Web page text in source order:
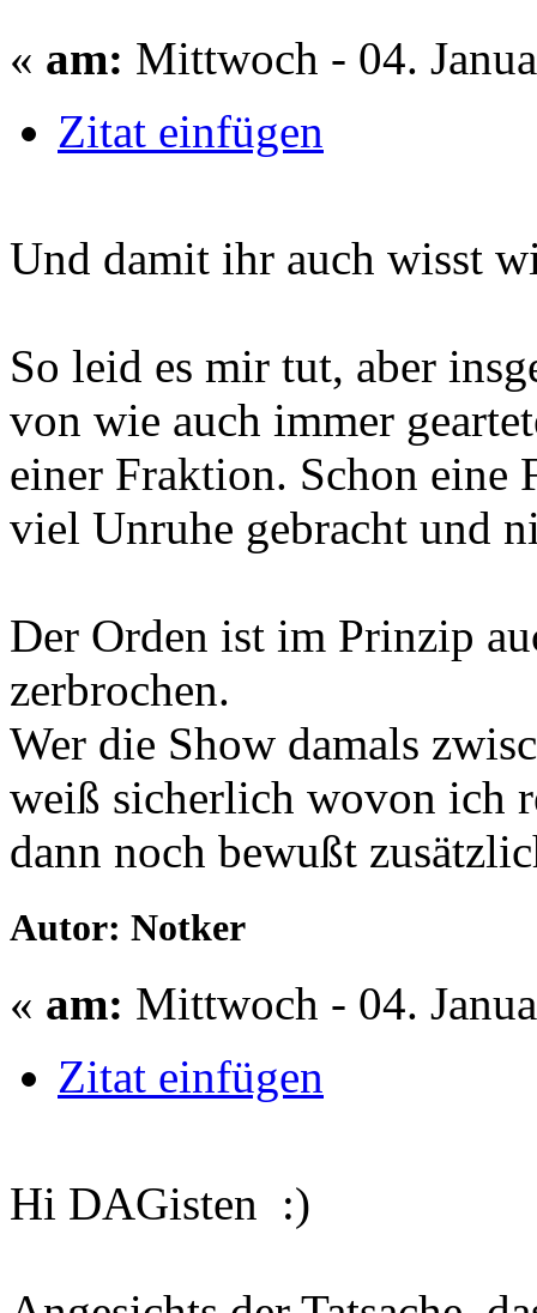
« am: Mittwoch - 04.
Zitat einfügen
Und damit ihr auch wisst
So leid es mir tut, aber
von wie auch immer
einer Fraktion. Schon eine
viel Unruhe gebracht und
Der Orden ist im Prinzip
zerbrochen.
Wer die Show damals
weiß sicherlich wovon ich
dann noch bewußt
Autor: Notker
« am: Mittwoch - 04.
Zitat einfügen
Hi DAGisten :)